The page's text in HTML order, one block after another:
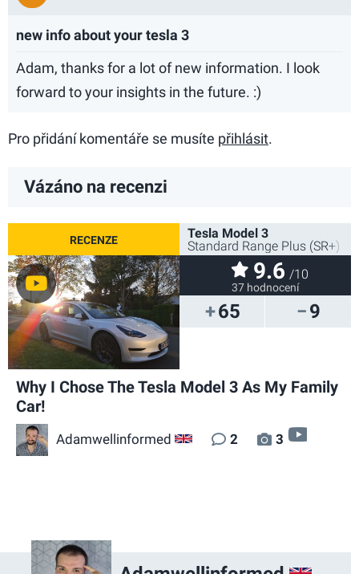
new info about your tesla 3
Adam, thanks for a lot of new information. I look
forward to your insights in the future. :)
Pro přidání komentáře se musíte přihlásit.
Vázáno na recenzi
65 9
Tesla Model 3
Standard Range Plus (SR+)
9.6 /10
37 hodnocení
Why I Chose The Tesla Model 3 As My Family
Car!
Adamwellinformed GB 2 3